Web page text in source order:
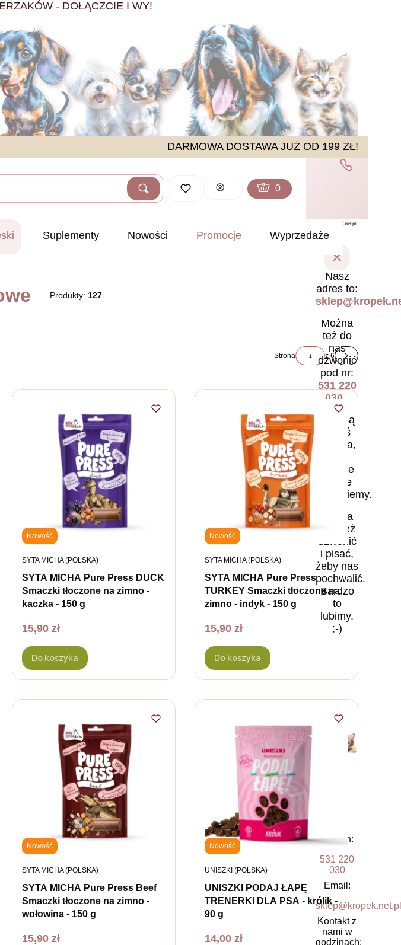
- DOŁĄCZCIE I WY!
DARMOWA DOSTAWA JUŻ OD 199 ZŁ!
WyczyśćSzukaj Zaloguj się
Produkty w koszyku: 0. Zobacz
Koszyk
Nasz
adres to:
Można
też do
nas
dzwonić
pod nr:
531 220
030
Jeśli są
jakieś
pytania,
chętnie
na nie
odpowiemy.
Można
również
dzwonić
i pisać,
żeby nas
pochwalić.
Bardzo
to
lubimy.
;-)
Telefon:
531 220
030
Email:
sklep@kropek.net.pl
Kontakt z
nami w
godzinach:
Suplementy Nowości Promocje Wyprzedaże
Produkty: 127
Strona z 6
Następne
Nowość
SYTA MICHA Pure Press DUCK
Smaczki tłoczone na zimno -
kaczka - 150 g
PRODUCENT
SYTA MICHA (POLSKA)
Cena
15,90 zł
Do koszyka
Nowość
SYTA MICHA Pure Press
TURKEY Smaczki tłoczone na
zimno - indyk - 150 g
PRODUCENT
SYTA MICHA (POLSKA)
Cena
15,90 zł
Do koszyka
Nowość
SYTA MICHA Pure Press Beef
Smaczki tłoczone na zimno -
wołowina - 150 g
PRODUCENT
SYTA MICHA (POLSKA)
Cena
15,90 zł
Nowość
UNISZKI PODAJ ŁAPĘ
TRENERKI DLA PSA - królik -
90 g
PRODUCENT
UNISZKI (POLSKA)
Cena
14,00 zł